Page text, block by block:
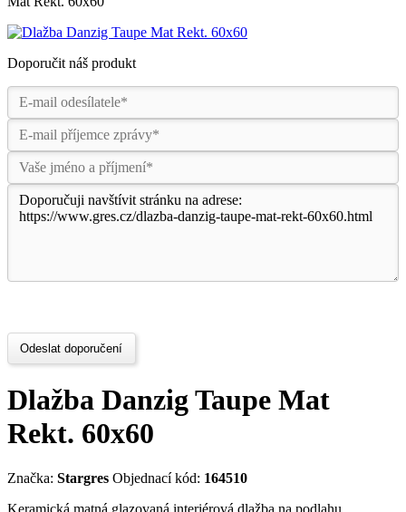
Doporučit náš produkt
Odeslat doporučení
Dlažba Danzig Taupe Mat
Rekt. 60x60
Značka: Stargres Objednací kód: 164510
Keramická matná glazovaná interiérová dlažba na podlahu